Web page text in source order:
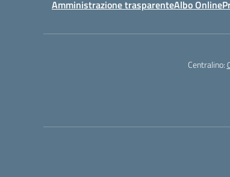
Amministrazione trasparenteAlbo Online
Centralino: